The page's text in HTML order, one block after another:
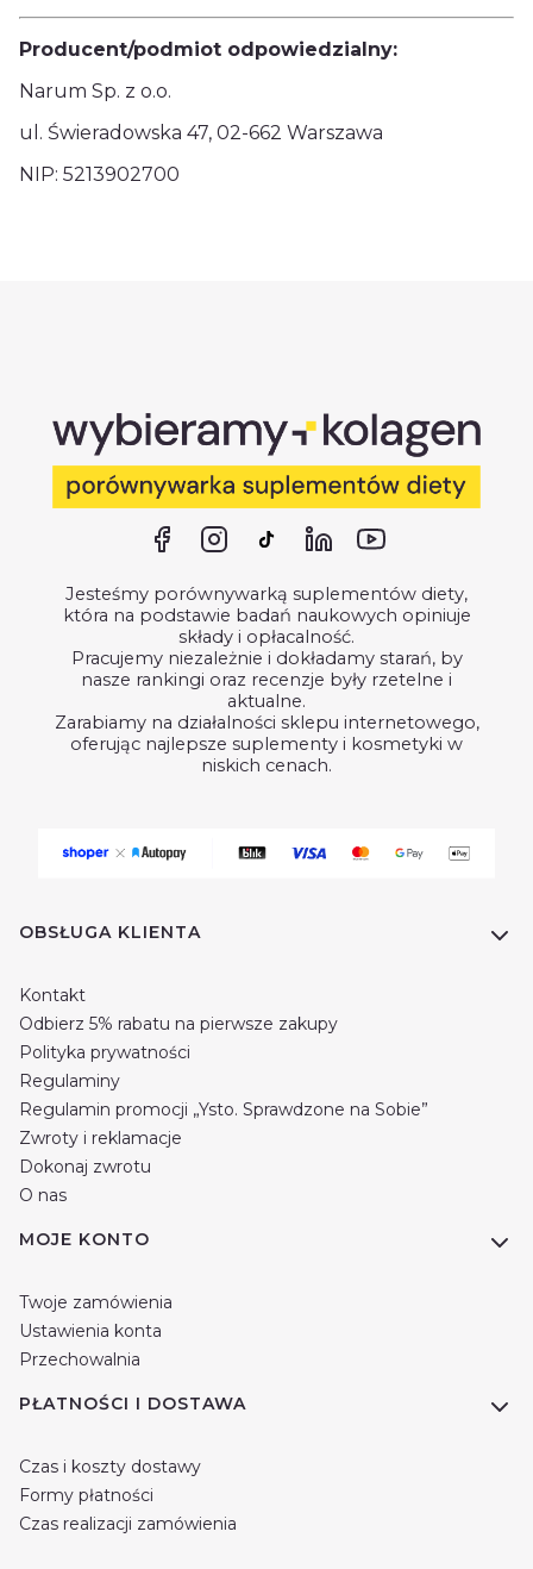
Producent/podmiot odpowiedzialny:
Narum Sp. z o.o.
ul. Świeradowska 47, 02-662 Warszawa
NIP: 5213902700
Jesteśmy porównywarką suplementów diety,
która na podstawie badań naukowych opiniuje
składy i opłacalność.
Pracujemy niezależnie i dokładamy starań, by
nasze rankingi oraz recenzje były rzetelne i
aktualne.
Zarabiamy na działalności sklepu internetowego,
oferując najlepsze suplementy i kosmetyki w
niskich cenach.
Linki w stopce
OBSŁUGA KLIENTA
Kontakt
Odbierz 5% rabatu na pierwsze zakupy
Polityka prywatności
Regulaminy
Regulamin promocji „Ysto. Sprawdzone na Sobie”
Zwroty i reklamacje
Dokonaj zwrotu
O nas
MOJE KONTO
Twoje zamówienia
Ustawienia konta
Przechowalnia
PŁATNOŚCI I DOSTAWA
Czas i koszty dostawy
Formy płatności
Czas realizacji zamówienia